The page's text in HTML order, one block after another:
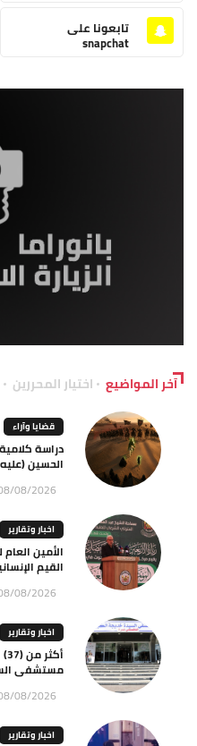
تابعونا على
snapchat
آخر المواضيع اختيار المحررين
قضايا وآراء
دراسة
الحسين (عليه
08/2026
اخبار وتقارير
الأمين
القيم
08/2026
اخبار وتقارير
مستشفى
08/2026
اخبار وتقارير